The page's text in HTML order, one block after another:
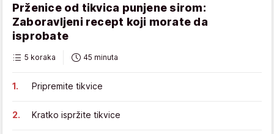
Prženice od tikvica punjene sirom:
Zaboravljeni recept koji morate da
isprobate
5 koraka 45 minuta
Pripremite tikvice
Kratko ispržite tikvice